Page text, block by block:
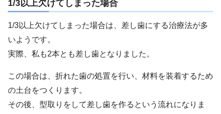
1/3以上欠けてしまった場合
1/3以上欠けてしまった場合は、差し歯にする治療法が多
いようです。
実際、私も2本とも差し歯となりました。
この場合は、折れた歯の処置を行い、材料を装着するため
の土台をつくります。
その後、型取りをして差し歯を作るという流れになりま